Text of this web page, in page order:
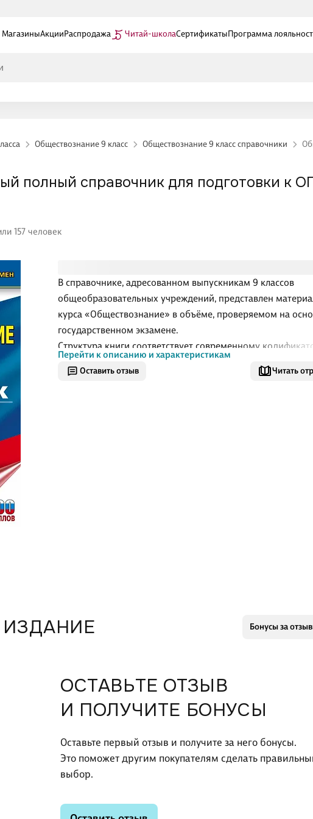
МагазиныАкцииРаспродажа Читай-школаСертификатыПрограмма
Обществознание 9 класс Обществознание 9 класс справочники
Оставить отзыв Читать
В справочнике, адресованном выпускникам 9 классов
общеобразовательных учреждений, представлен
курса «Обществознание» в объёме, проверяемом на
государственном экзамене.
Структура книги соответствует современному
элементов содержания по предмету, на основе которого
составлены контрольные измерительные материалы ОГЭ.
Перейти к описанию и характеристикам
полный справочник для подготовки к
157 человек
Бонусы за
ОСТАВЬТЕ ОТЗЫВ
И ПОЛУЧИТЕ БОНУСЫ
Оставьте первый отзыв и получите за него бонусы.
Это поможет другим покупателям сделать
выбор.